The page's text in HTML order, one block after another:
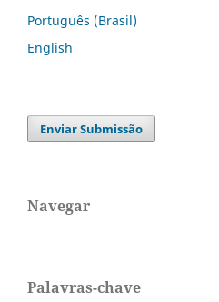
Português (Brasil)
English
Enviar Submissão
Navegar
Palavras-chave